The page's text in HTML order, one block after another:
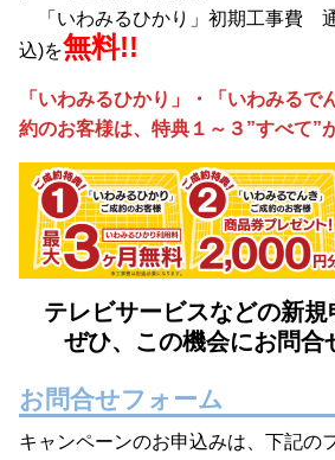
「いわみるひかり」初期工事費
込)を無料!!
「いわみるひかり」・「いわみるで
約のお客様は、特典１～３”すべて”
テレビサービスなどの新
ぜひ、この機会にお問合
お問合せフォーム
キャンペーンのお申込みは、下記の